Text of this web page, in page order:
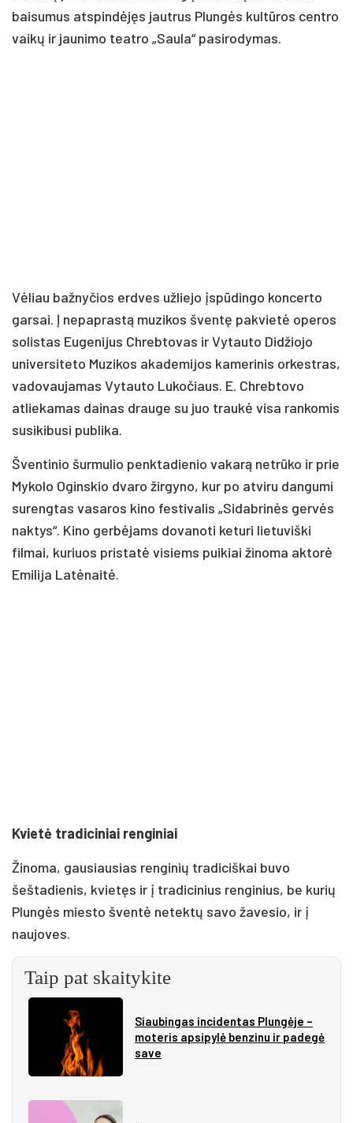
baisumus atspindėjęs jautrus Plungės kultūros centro
vaikų ir jaunimo teatro „Saula“ pasirodymas.
Vėliau bažnyčios erdves užliejo įspūdingo koncerto
garsai. Į nepaprastą muzikos šventę pakvietė operos
solistas Eugenijus Chrebtovas ir Vytauto Didžiojo
universiteto Muzikos akademijos kamerinis orkestras,
vadovaujamas Vytauto Lukočiaus. E. Chrebtovo
atliekamas dainas drauge su juo traukė visa rankomis
susikibusi publika.
Šventinio šurmulio penktadienio vakarą netrūko ir prie
Mykolo Oginskio dvaro žirgyno, kur po atviru dangumi
surengtas vasaros kino festivalis „Sidabrinės gervės
naktys“. Kino gerbėjams dovanoti keturi lietuviški
filmai, kuriuos pristatė visiems puikiai žinoma aktorė
Emilija Latėnaitė.
Kvietė tradiciniai renginiai
Žinoma, gausiausias renginių tradiciškai buvo
šeštadienis, kvietęs ir į tradicinius renginius, be kurių
Plungės miesto šventė netektų savo žavesio, ir į
naujoves.
Taip pat skaitykite
Siau­bin­gas in­ci­den­tas Plun­gė­je –
mo­te­ris ap­si­py­lė ben­zi­nu ir pa­de­gė
sa­ve